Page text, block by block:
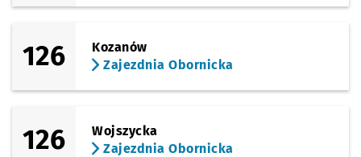
126
Kozanów
Zajezdnia Obornicka
126
Wojszycka
Zajezdnia Obornicka